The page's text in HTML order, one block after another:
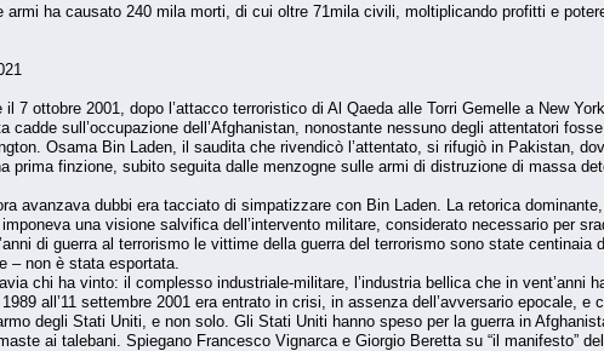
armi ha causato 240 mila morti, di cui oltre 71mila civili, moltiplicando profitti e
il 7 ottobre 2001, dopo l’attacco terroristico di Al Qaeda alle Torri Gemelle a New
cadde sull’occupazione dell’Afghanistan, nonostante nessuno degli attentatori
Osama Bin Laden, il saudita che rivendicò l’attentato, si rifugiò in Pakistan,
prima finzione, subito seguita dalle menzogne sulle armi di distruzione di massa
avanzava dubbi era tacciato di simpatizzare con Bin Laden. La retorica
una visione salvifica dell’intervento militare, considerato necessario per
di guerra al terrorismo le vittime della guerra del terrorismo sono state
– non è stata esportata.
chi ha vinto: il complesso industriale-militare, l’industria bellica che in vent’anni
all’11 settembre 2001 era entrato in crisi, in assenza dell’avversario epocale,
degli Stati Uniti, e non solo. Gli Stati Uniti hanno speso per la guerra in
ai talebani. Spiegano Francesco Vignarca e Giorgio Beretta su “il manifesto”